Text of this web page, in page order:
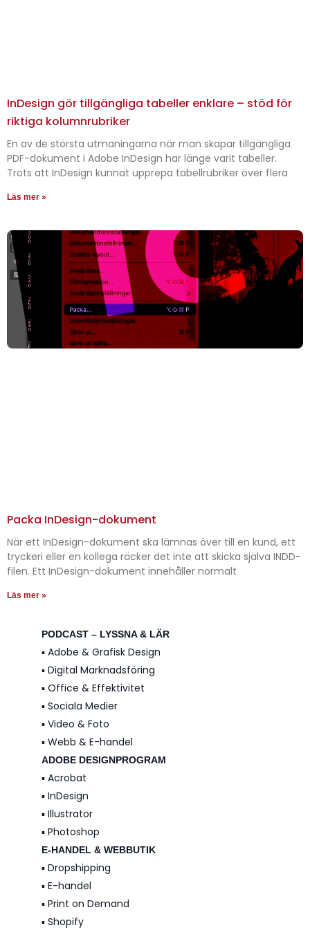
PODCAST – LYSSNA & LÄR
▪️ Adobe & Grafisk Design
▪️ Digital Marknadsföring
▪️ Office & Effektivitet
▪️ Sociala Medier
▪️ Video & Foto
▪️ Webb & E-handel
ADOBE DESIGNPROGRAM
▪️ Acrobat
▪️ InDesign
▪️ Illustrator
▪️ Photoshop
E-HANDEL & WEBBUTIK
▪️ Dropshipping
▪️ E-handel
▪️ Print on Demand
▪️ Shopify
InDesign gör tillgängliga tabeller enklare – stöd för
riktiga kolumnrubriker
En av de största utmaningarna när man skapar tillgängliga
PDF-dokument i Adobe InDesign har länge varit tabeller.
Trots att InDesign kunnat upprepa tabellrubriker över flera
Läs mer »
Packa InDesign-dokument
När ett InDesign-dokument ska lämnas över till en kund, ett
tryckeri eller en kollega räcker det inte att skicka själva INDD-
filen. Ett InDesign-dokument innehåller normalt
Läs mer »